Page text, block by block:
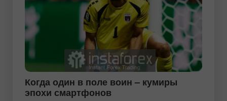
Когда один в поле воин – кумиры
эпохи смартфонов